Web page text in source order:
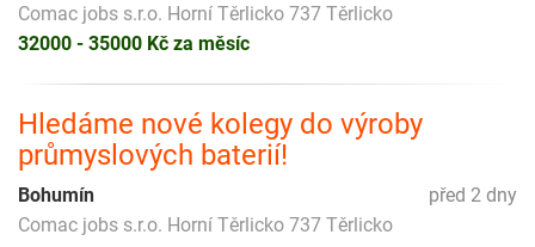
Comac jobs s.r.o. Horní Těrlicko 737 Těrlicko
32000 - 35000 Kč za měsíc
Hledáme nové kolegy do výroby
průmyslových baterií!
před 2 dny
Bohumín
Comac jobs s.r.o. Horní Těrlicko 737 Těrlicko